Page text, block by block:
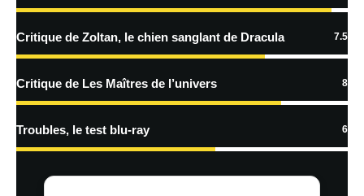
Critique de Zoltan, le chien sanglant de Dracula 7.5
Critique de Les Maîtres de l’univers 8
Troubles, le test blu-ray 6